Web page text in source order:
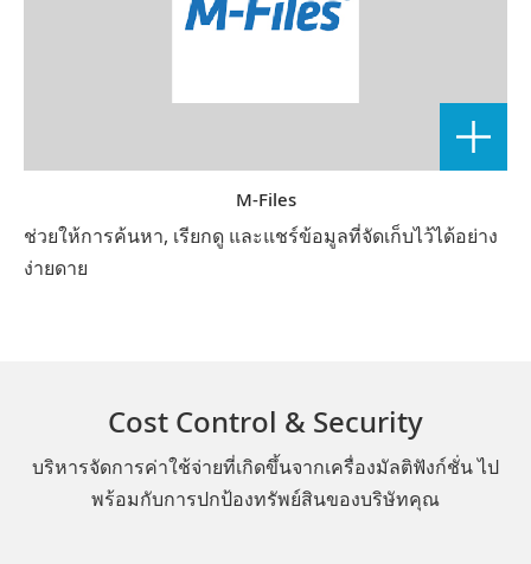
M-Files
ช่วยให้การค้นหา, เรียกดู และแชร์ข้อมูลที่จัดเก็บไว้ได้อย่าง
ง่ายดาย
Cost Control & Security
บริหารจัดการค่าใช้จ่ายที่เกิดขึ้นจากเครื่องมัลติฟังก์ชั่น ไป
พร้อมกับการปกป้องทรัพย์สินของบริษัทคุณ